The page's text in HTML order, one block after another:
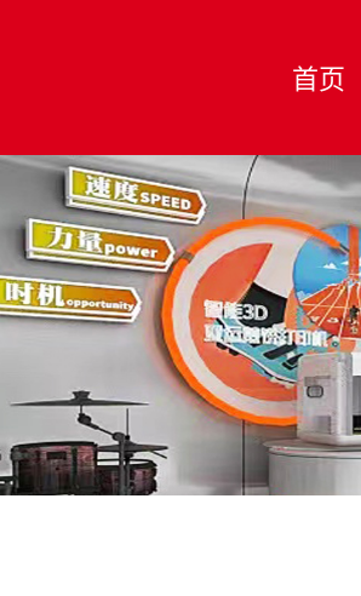
首页